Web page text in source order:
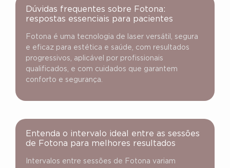
Dúvidas frequentes sobre Fotona:
respostas essenciais para pacientes
Fotona é uma tecnologia de laser versátil, segura
e eficaz para estética e saúde, com resultados
progressivos, aplicável por profissionais
qualificados, e com cuidados que garantem
conforto e segurança.
Entenda o intervalo ideal entre as sessões
de Fotona para melhores resultados
Intervalos entre sessões de Fotona variam